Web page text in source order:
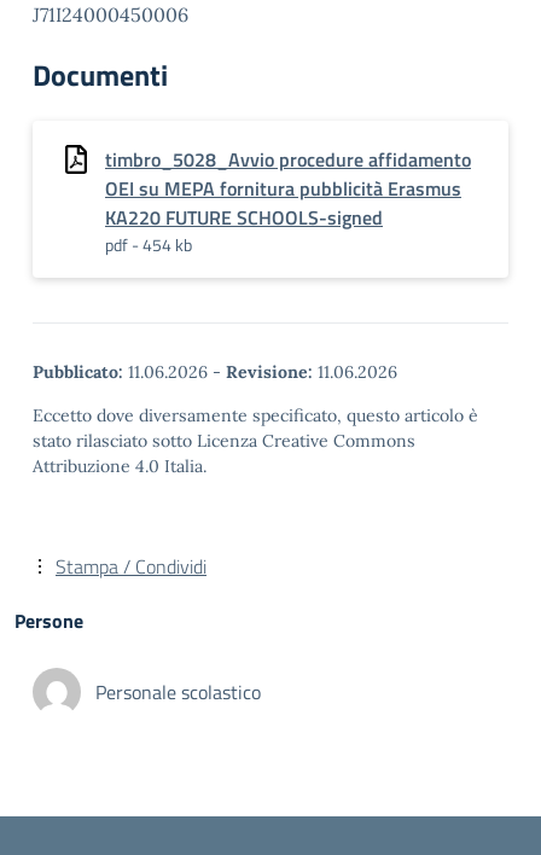
J71I24000450006
Documenti
timbro_5028_Avvio procedure affidamento
OEI su MEPA fornitura pubblicità Erasmus
KA220 FUTURE SCHOOLS-signed
pdf - 454 kb
Pubblicato: 11.06.2026 - Revisione: 11.06.2026
Eccetto dove diversamente specificato, questo articolo è
stato rilasciato sotto Licenza Creative Commons
Attribuzione 4.0 Italia.
Stampa / Condividi
Persone
Personale scolastico